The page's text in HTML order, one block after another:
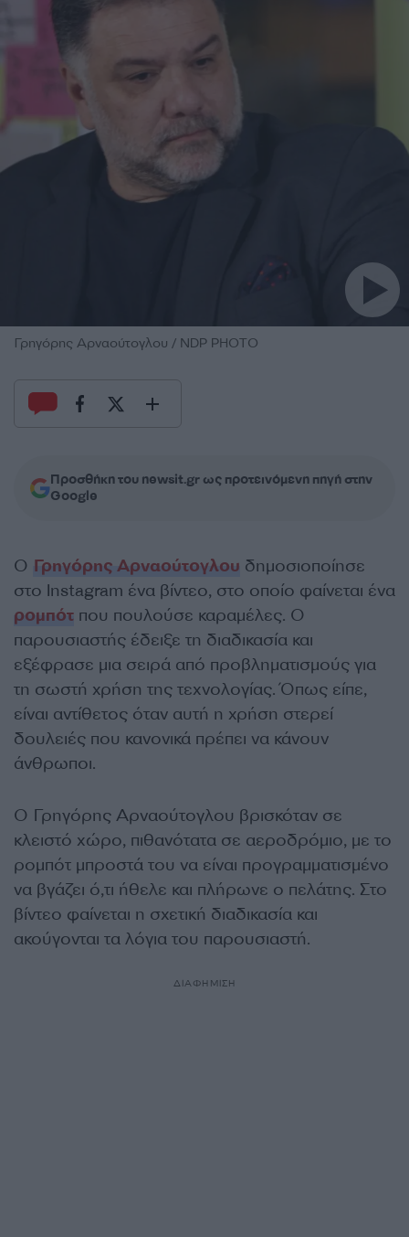
Γρηγόρης Αρναούτογλου / NDP PHOTO
Προσθήκη του newsit.gr ως προτεινόμενη πηγή στην
Google
Ο Γρηγόρης Αρναούτογλου δημοσιοποίησε
στο Instagram ένα βίντεο, στο οποίο φαίνεται ένα
ρομπότ που πουλούσε καραμέλες. Ο
παρουσιαστής έδειξε τη διαδικασία και
εξέφρασε μια σειρά από προβληματισμούς για
τη σωστή χρήση της τεχνολογίας. Όπως είπε,
είναι αντίθετος όταν αυτή η χρήση στερεί
δουλειές που κανονικά πρέπει να κάνουν
άνθρωποι.
Ο Γρηγόρης Αρναούτογλου βρισκόταν σε
κλειστό χώρο, πιθανότατα σε αεροδρόμιο, με το
ρομπότ μπροστά του να είναι προγραμματισμένο
να βγάζει ό,τι ήθελε και πλήρωνε ο πελάτης. Στο
βίντεο φαίνεται η σχετική διαδικασία και
ακούγονται τα λόγια του παρουσιαστή.
ΔΙΑΦΗΜΙΣΗ